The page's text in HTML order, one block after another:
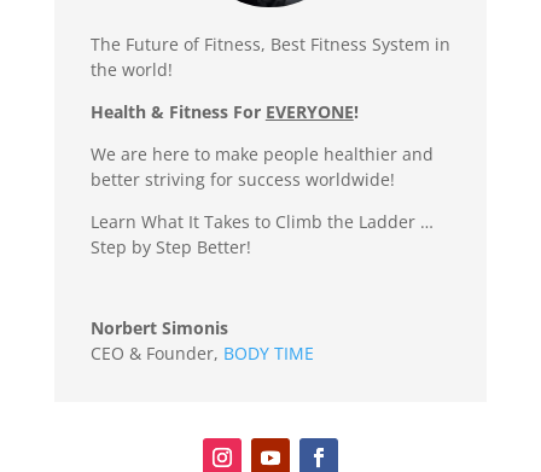
The Future of Fitness, Best Fitness System in
the world!
Health & Fitness For EVERYONE!
We are here to make people healthier and
better striving for success worldwide!
Learn What It Takes to Climb the Ladder …
Step by Step Better!
Norbert Simonis
CEO & Founder, BODY TIME